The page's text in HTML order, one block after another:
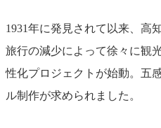
1931年に発見されて以来、高
旅行の減少によって徐々に観
性化プロジェクトが始動。五
ル制作が求められました。